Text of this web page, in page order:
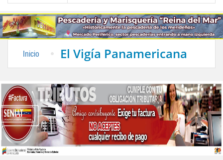
Inicio El Vigía Panamericana